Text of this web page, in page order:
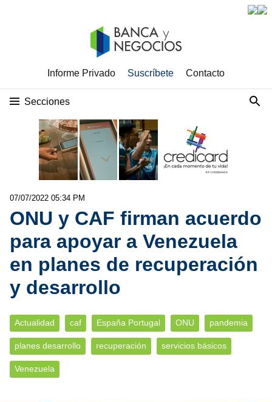
Informe Privado Suscríbete Contacto
Secciones
07/07/2022 05:34 PM
ONU y CAF firman acuerdo
para apoyar a Venezuela
en planes de recuperación
y desarrollo
Actualidad caf España Portugal ONU pandemia
planes desarrollo recuperación servicios básicos
Venezuela